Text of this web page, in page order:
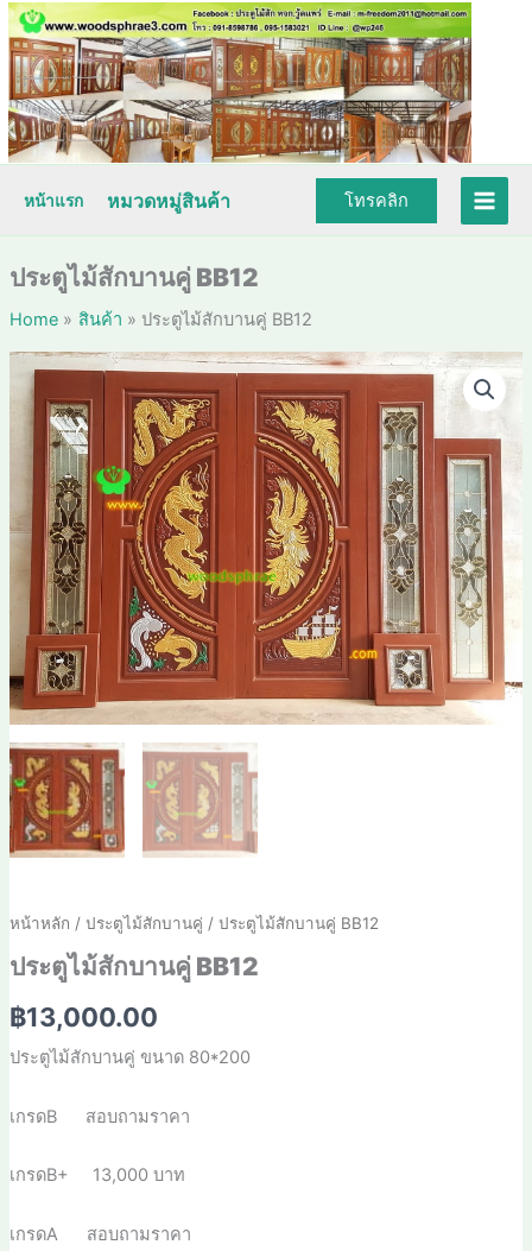
Skip
to
content
หน้าแรก หมวดหมู่สินค้า โทรคลิก
ประตูไม้สักบานคู่ BB12
Home สินค้า ประตูไม้สักบานคู่ BB12
หน้าหลัก / ประตูไม้สักบานคู่ / ประตูไม้สักบานคู่ BB12
ประตูไม้สักบานคู่ BB12
฿13,000.00
ประตูไม้สักบานคู่ ขนาด 80*200
เกรดB สอบถามราคา
เกรดB+ 13,000 บาท
เกรดA สอบถามราคา